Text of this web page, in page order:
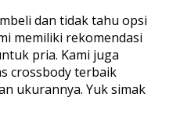
dan tidak tahu opsi
memiliki rekomendasi
pria. Kami juga
crossbody terbaik
ukurannya. Yuk simak